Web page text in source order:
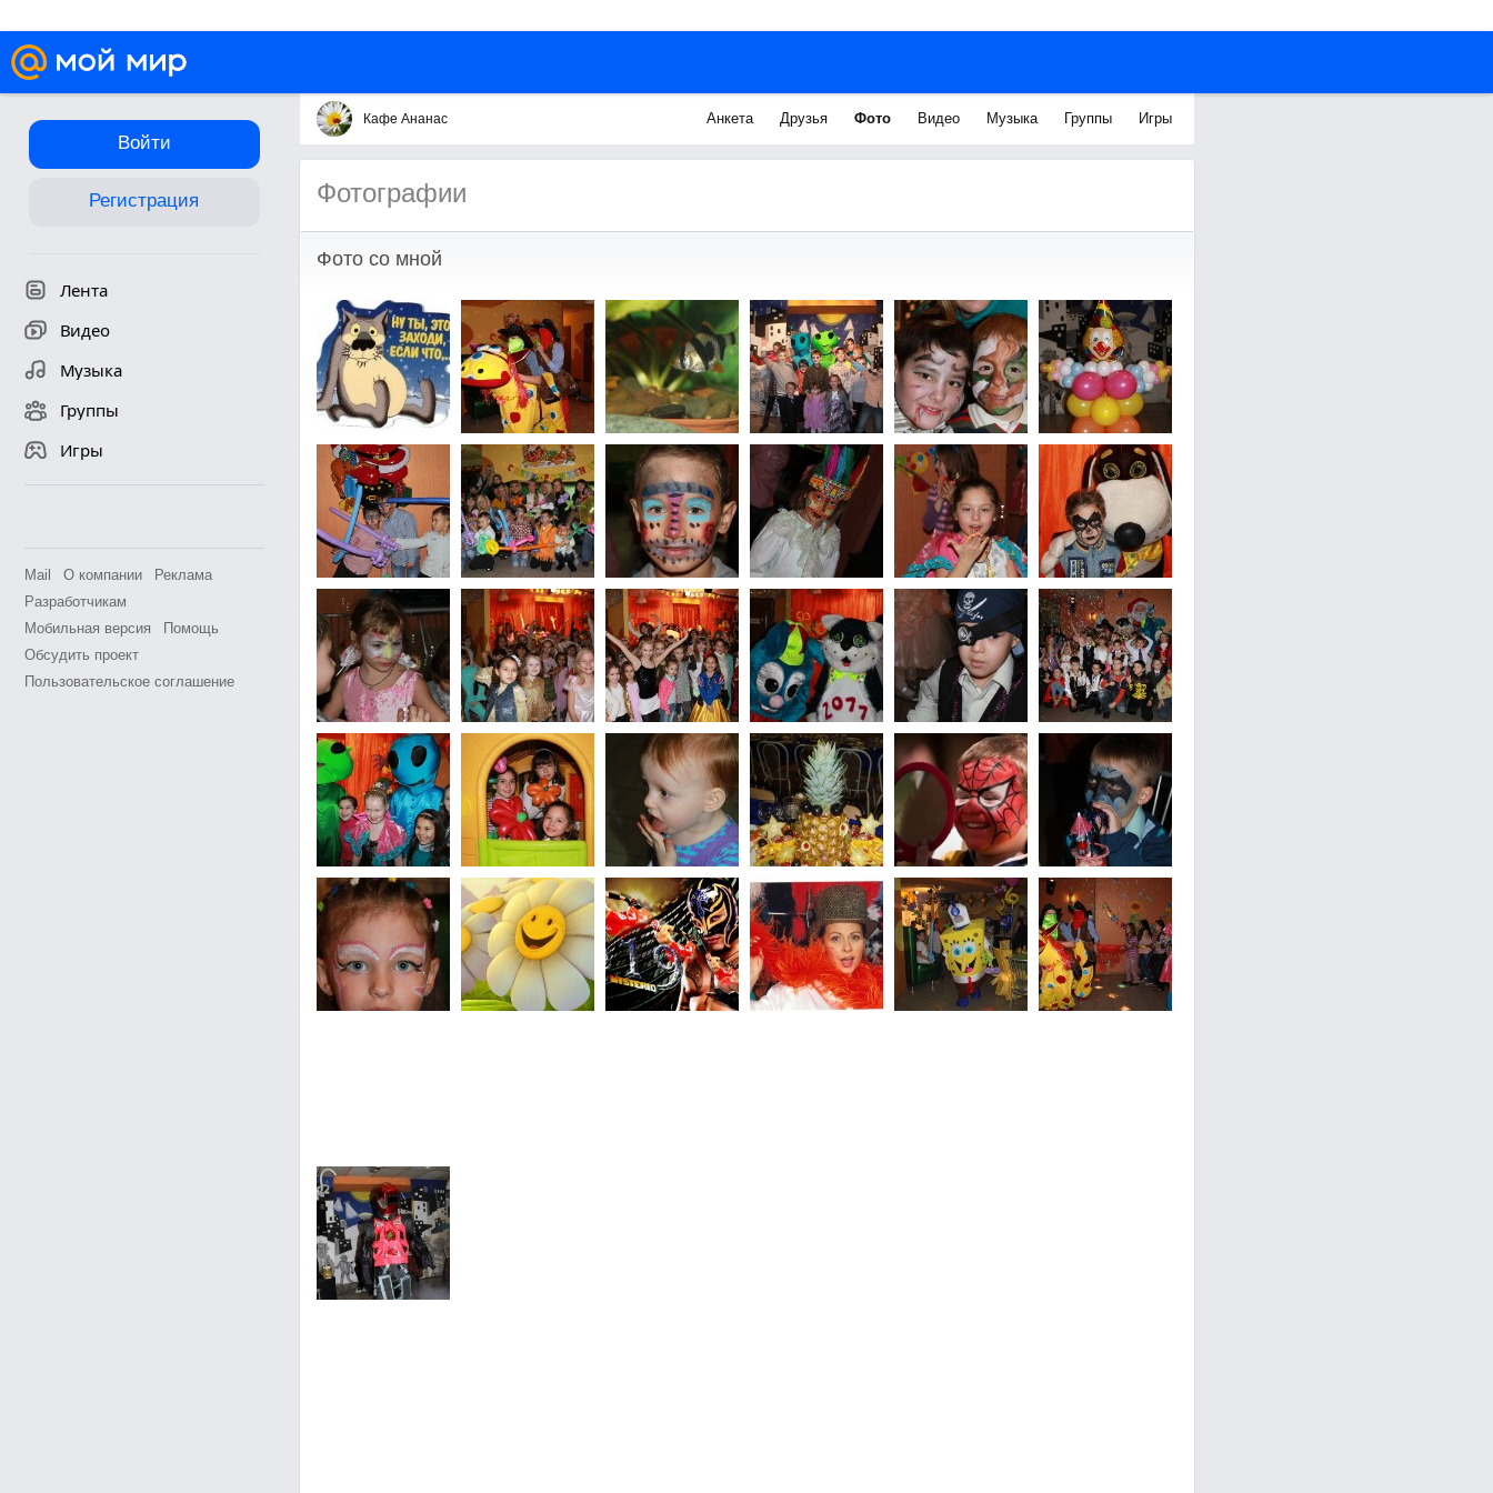
Войти
Регистрация
Лента
Видео
Музыка
Группы
Игры
Mail О компании
Реклама
Разработчикам
Мобильная версия
Помощь
Обсудить проект
Пользовательское соглашение
Кафе Ананас Анкета Друзья Фото Видео Музыка Группы Игры
Фотографии
Фото со мной